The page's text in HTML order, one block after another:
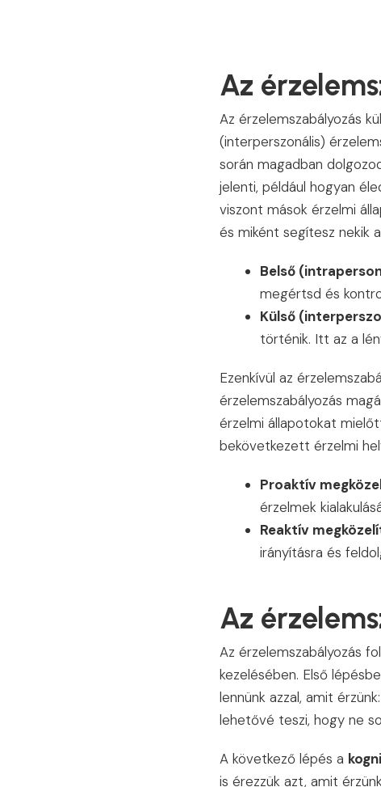
Az
Az érzelemszabályozás
(interperszonális)
során magadban
jelenti, például hogyan
viszont mások érzelmi
és miként segítesz nekik
Belső
megértsd és
Külső
történik. Itt az a
Ezenkívül az
érzelemszabályozás
érzelmi állapotokat
bekövetkezett érzelmi
Proaktív
érzelmek
Reaktív
irányításra és
Az
Az érzelemszabályozás
kezelésében. Első
lennünk azzal, amit
lehetővé teszi, hogy ne
A következő lépés a
is érezzük azt, amit